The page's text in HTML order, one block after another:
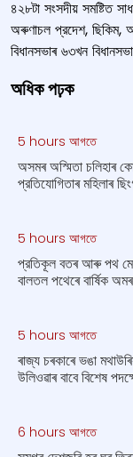
৪২৮টা সংসদীয় সমষ্টিত
অৰুণাচল প্রদেশ, ছিকিম,
বিধানসভাৰ ৬৩খন
অধিক পঢ়ক
5 hours আগতে
অসমৰ অস্মিতা চলিহাৰ
প্রতিযোগিতাৰ মহিলাৰ
5 hours আগতে
প্রতিকূল বতৰ আৰু পথ
বালতল পথেৰে বাৰ্ষিক
5 hours আগতে
ৰাজ্য চৰকাৰে ভঙা
উলিওৱাৰ বাবে বিশেষ
6 hours আগতে